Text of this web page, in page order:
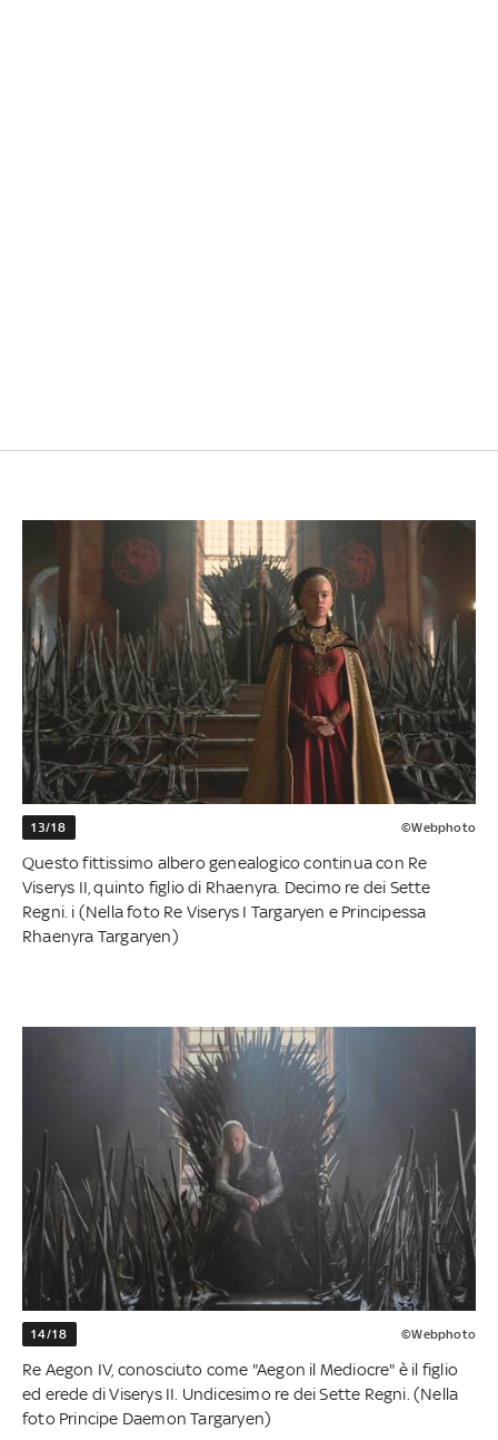
13/18 ©Webphoto
Questo fittissimo albero genealogico continua con Re
Viserys II, quinto figlio di Rhaenyra. Decimo re dei Sette
Regni. i (Nella foto Re Viserys I Targaryen e Principessa
Rhaenyra Targaryen)
14/18 ©Webphoto
Re Aegon IV, conosciuto come "Aegon il Mediocre" è il figlio
ed erede di Viserys II. Undicesimo re dei Sette Regni. (Nella
foto Principe Daemon Targaryen)